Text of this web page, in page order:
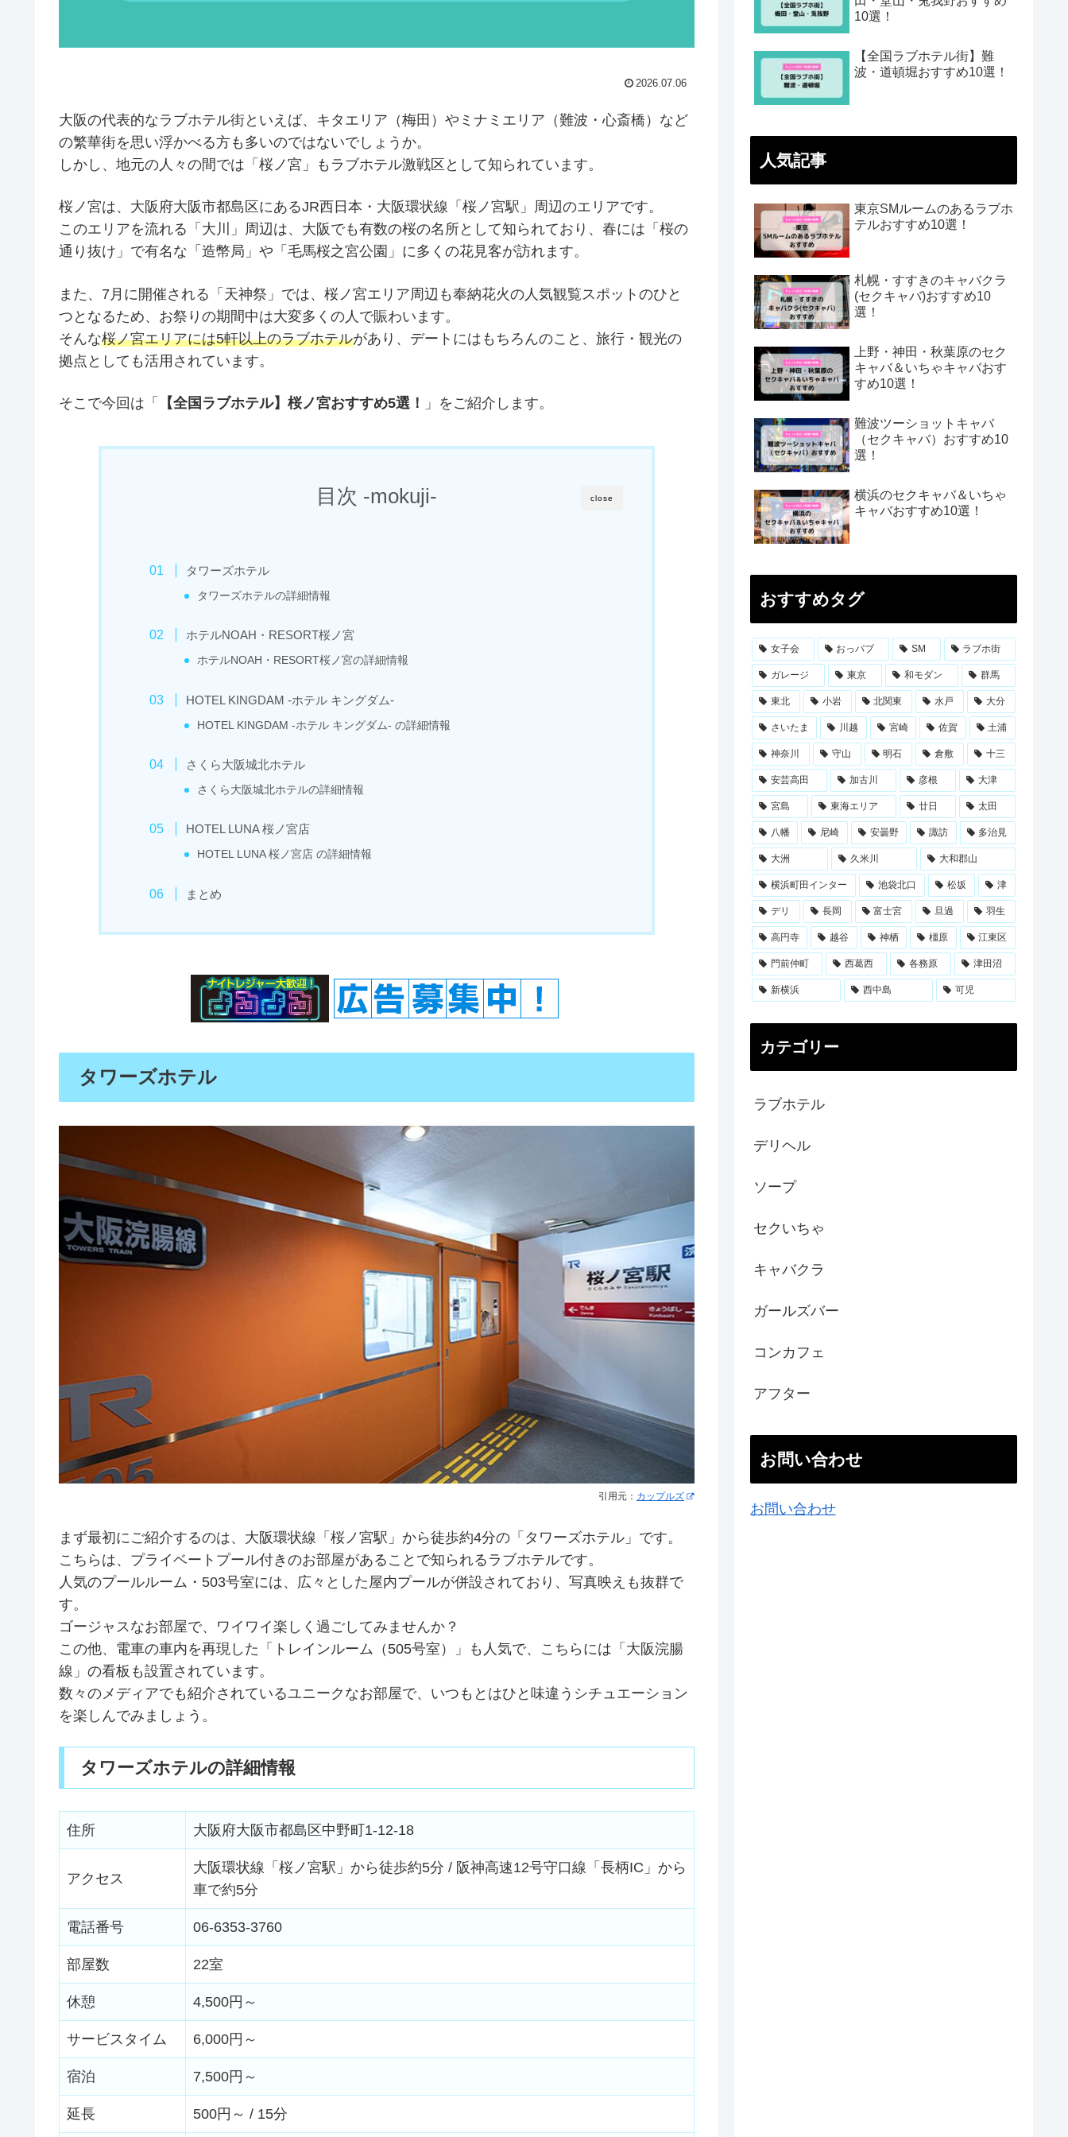
2026.07.06
大阪の代表的なラブホテル街といえば、キタエリア（梅田）やミナミエリア（難波・心斎橋）など
の繁華街を思い浮かべる方も多いのではないでしょうか。
しかし、地元の人々の間では「桜ノ宮」もラブホテル激戦区として知られています。
桜ノ宮は、大阪府大阪市都島区にあるJR西日本・大阪環状線「桜ノ宮駅」周辺のエリアです。
このエリアを流れる「大川」周辺は、大阪でも有数の桜の名所として知られており、春には「桜の
通り抜け」で有名な「造幣局」や「毛馬桜之宮公園」に多くの花見客が訪れます。
また、7月に開催される「天神祭」では、桜ノ宮エリア周辺も奉納花火の人気観覧スポットのひと
つとなるため、お祭りの期間中は大変多くの人で賑わいます。
そんな桜ノ宮エリアには5軒以上のラブホテルがあり、デートにはもちろんのこと、旅行・観光の
拠点としても活用されています。
そこで今回は「 【全国ラブホテル】桜ノ宮おすすめ5選！ 」をご紹介します。
close
目次 -mokuji-
タワーズホテル
タワーズホテルの詳細情報
ホテルNOAH・RESORT桜ノ宮
ホテルNOAH・RESORT桜ノ宮の詳細情報
HOTEL KINGDAM -ホテル キングダム-
HOTEL KINGDAM -ホテル キングダム- の詳細情報
さくら大阪城北ホテル
さくら大阪城北ホテルの詳細情報
HOTEL LUNA 桜ノ宮店
HOTEL LUNA 桜ノ宮店 の詳細情報
まとめ
タワーズホテル
引用元： カップルズ
まず最初にご紹介するのは、大阪環状線「桜ノ宮駅」から徒歩約4分の「タワーズホテル」です。
こちらは、プライベートプール付きのお部屋があることで知られるラブホテルです。
人気のプールルーム・503号室には、広々とした屋内プールが併設されており、写真映えも抜群で
す。
ゴージャスなお部屋で、ワイワイ楽しく過ごしてみませんか？
この他、電車の車内を再現した「トレインルーム（505号室）」も人気で、こちらには「大阪浣腸
線」の看板も設置されています。
数々のメディアでも紹介されているユニークなお部屋で、いつもとはひと味違うシチュエーション
を楽しんでみましょう。
タワーズホテルの詳細情報
住所 大阪府大阪市都島区中野町1-12-18
アクセス
大阪環状線「桜ノ宮駅」から徒歩約5分 / 阪神高速12号守口線「長柄IC」から
車で約5分
電話番号 06-6353-3760
部屋数 22室
休憩 4,500円～
サービスタイム 6,000円～
宿泊 7,500円～
延長 500円～ / 15分
10選！
【全国ラブホテル街】難
波・道頓堀おすすめ10選！
人気記事
東京SMルームのあるラブホ
テルおすすめ10選！
札幌・すすきのキャバクラ
(セクキャバ)おすすめ10
選！
上野・神田・秋葉原のセク
キャバ＆いちゃキャバおす
すめ10選！
難波ツーショットキャバ
（セクキャバ）おすすめ10
選！
横浜のセクキャバ＆いちゃ
キャバおすすめ10選！
おすすめタグ
女子会 おっパブ SM ラブホ街
ガレージ 東京 和モダン 群馬
東北 小岩 北関東 水戸 大分
さいたま 川越 宮崎 佐賀 土浦
神奈川 守山 明石 倉敷 十三
安芸高田 加古川 彦根 大津
宮島 東海エリア 廿日 太田
八幡 尼崎 安曇野 諏訪 多治見
大洲 久米川 大和郡山
横浜町田インター 池袋北口 松坂 津
デリ 長岡 富士宮 旦過 羽生
高円寺 越谷 神栖 橿原 江東区
門前仲町 西葛西 各務原 津田沼
新横浜 西中島 可児
カテゴリー
ラブホテル
デリヘル
ソープ
セクいちゃ
キャバクラ
ガールズバー
コンカフェ
アフター
お問い合わせ
お問い合わせ